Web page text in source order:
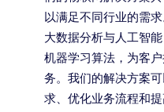
以满足不同行业的需求
大数据分析与人工智
机器学习算法，为客
务。我们的解决方案
求、优化业务流程和提